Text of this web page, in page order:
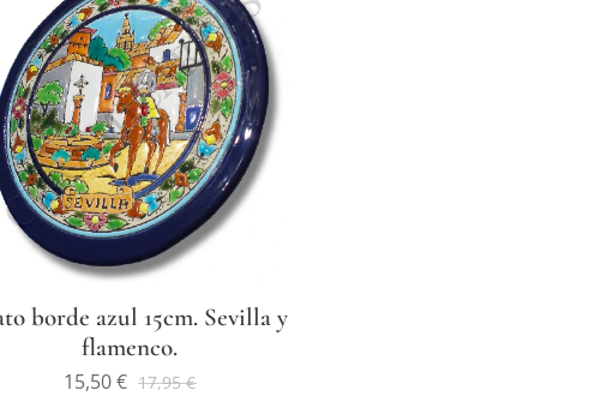
borde azul 15cm. Sevilla y
flamenco.
15,50€ 17,95€